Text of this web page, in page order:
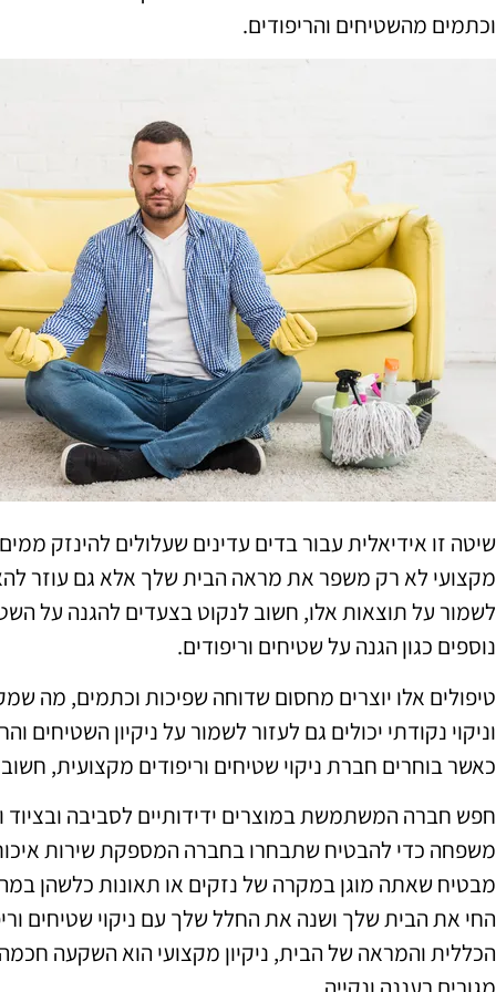
וכתמים מהשטיחים והריפודים.
שיטה זו אידיאלית עבור בדים עדינים שעלולים להינזק
מקצועי לא רק משפר את מראה הבית שלך אלא גם עוזר
לשמור על תוצאות אלו, חשוב לנקוט בצעדים להגנה על
נוספים כגון הגנה על שטיחים וריפודים.
טיפולים אלו יוצרים מחסום שדוחה שפיכות וכתמים, מה
וניקוי נקודתי יכולים גם לעזור לשמור על ניקיון השטיחים
כאשר בוחרים חברת ניקוי שטיחים וריפודים מקצועית,
חפש חברה המשתמשת במוצרים ידידותיים לסביבה ובציוד
משפחה כדי להבטיח שתבחרו בחברה המספקת שירות
מבטיח שאתה מוגן במקרה של נזקים או תאונות כלשהן
החי את הבית שלך ושנה את החלל שלך עם ניקוי שטיחים
הכללית והמראה של הבית, ניקיון מקצועי הוא השקעה